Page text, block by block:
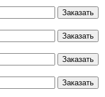
Заказать
Заказать
Заказать
Заказать